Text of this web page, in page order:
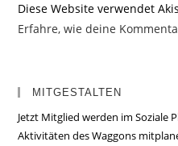
Diese Website verwendet
Erfahre, wie deine
MITGESTALTEN
Jetzt Mitglied werden im Soziale
Aktivitäten des Waggons